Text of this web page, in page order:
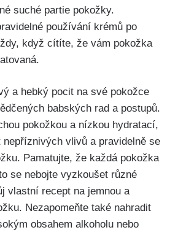
suché partie ‌pokožky.
‍používání krémů po
když⁢ cítíte, že vám pokožka
a hebký‍ pocit‌ na své pokožce
babských rad a postupů.⁢
pokožkou a ‌nízkou hydratací,
vlivů a pravidelně se
Pamatujte, že každá‌ pokožka
se nebojte vyzkoušet různé
vlastní recept na ⁢jemnou a
⁤Nezapomeňte také⁤ nahradit
obsahem alkoholu nebo